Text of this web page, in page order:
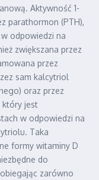
Aktywność 1-
parathormon (PTH),
odpowiedzi na
zwiększana przez
przez
sam kalcytriol
oraz przez
który jest
w odpowiedzi na
Taka
formy witaminy D
do
zarówno